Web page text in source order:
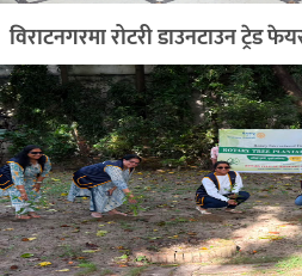
विराटनगरमा रोटरी डाउनटाउन ट्रेड